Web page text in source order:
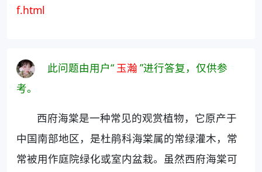
f.html
此问题由用户“ 玉瀚 ”进行答复，仅供参
考。
西府海棠是一种常见的观赏植物，它原产于
中国南部地区，是杜鹃科海棠属的常绿灌木，常
常被用作庭院绿化或室内盆栽。虽然西府海棠可